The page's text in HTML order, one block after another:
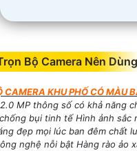
Bộ Camera Nên Dùng
CAMERA KHU PHỐ CÓ MÀU
2.0 MP thông số có khả năng
bụi tinh tế Hình ảnh sắc
đẹp mọi lúc ban đêm chất
nghệ nỗi bật Hàng rào ảo